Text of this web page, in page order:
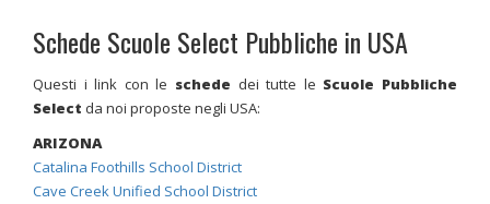
Schede Scuole Select Pubbliche in USA
Questi i link con le schede dei tutte le Scuole Pubbliche
Select da noi proposte negli USA:
ARIZONA
Catalina Foothills School District
Cave Creek Unified School District